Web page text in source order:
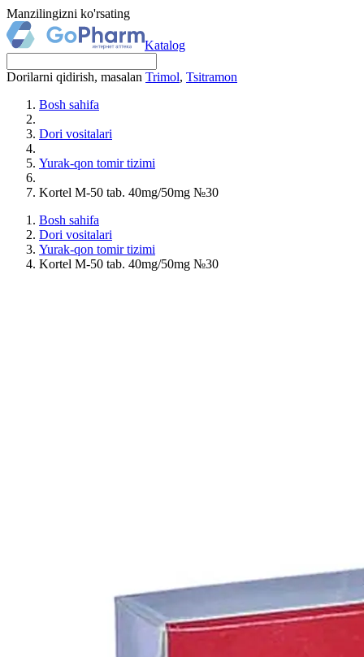
Manzilingizni ko'rsating
Katalog
Dorilarni qidirish, masalan Trimol, Tsitramon
Bosh sahifa
Dori vositalari
Yurak-qon tomir tizimi
Kortel M-50 tab. 40mg/50mg №30
Bosh sahifa
Dori vositalari
Yurak-qon tomir tizimi
Kortel M-50 tab. 40mg/50mg №30